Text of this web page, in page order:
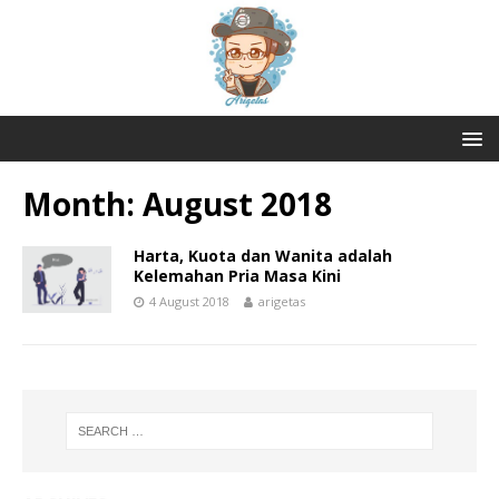
Month: August 2018
Harta, Kuota dan Wanita adalah
Kelemahan Pria Masa Kini
4 August 2018 arigetas